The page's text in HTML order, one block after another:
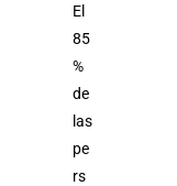
El
85
%
de
las
pe
rs